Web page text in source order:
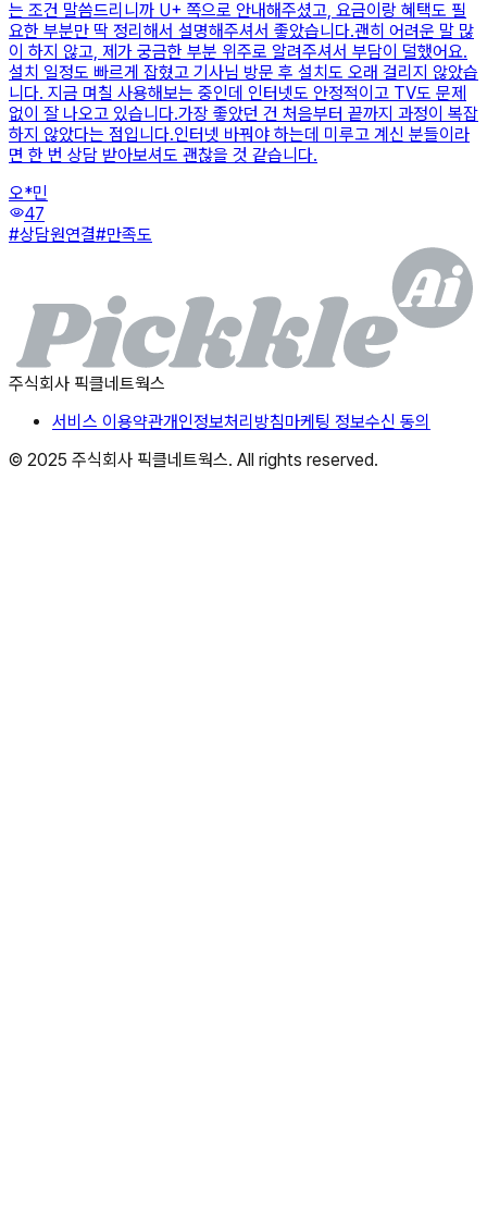
는 조건 말씀드리니까 U+ 쪽으로 안내해주셨고, 요금이랑 혜택도 필
요한 부분만 딱 정리해서 설명해주셔서 좋았습니다.괜히 어려운 말 많
이 하지 않고, 제가 궁금한 부분 위주로 알려주셔서 부담이 덜했어요.
설치 일정도 빠르게 잡혔고 기사님 방문 후 설치도 오래 걸리지 않았습
니다. 지금 며칠 사용해보는 중인데 인터넷도 안정적이고 TV도 문제
없이 잘 나오고 있습니다.가장 좋았던 건 처음부터 끝까지 과정이 복잡
하지 않았다는 점입니다.인터넷 바꿔야 하는데 미루고 계신 분들이라
면 한 번 상담 받아보셔도 괜찮을 것 같습니다.
오*민
visibility47
#상담원연결#만족도
주식회사 픽클네트웍스
서비스 이용약관개인정보처리방침마케팅 정보수신 동의
© 2025 주식회사 픽클네트웍스. All rights reserved.